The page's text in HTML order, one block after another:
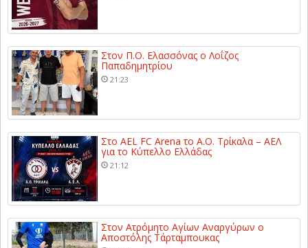
Στον Π.Ο. Ελασσόνας ο Λοΐζος
Παπαδημητρίου
21:23
Στο AEL FC Arena το Α.Ο. Τρίκαλα – ΑΕΛ
για το Κύπελλο Ελλάδας
21:12
Στον Ατρόμητο Αγίων Αναργύρων ο
Αποστόλης Τάρταμπουκας